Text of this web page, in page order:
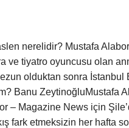
nerelidir? Mustafa
ve tiyatro oyuncusu olan
olduktan sonra
Banu ZeytinoğluMustafa
– Magazine News için
fark etmeksizin her hafta